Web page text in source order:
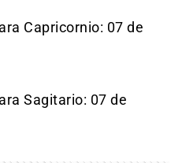
Capricornio: 07 de
Sagitario: 07 de